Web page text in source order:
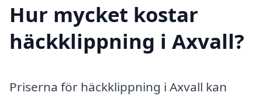
Hur mycket kostar
häckklippning i Axvall?
Priserna för häckklippning i Axvall kan